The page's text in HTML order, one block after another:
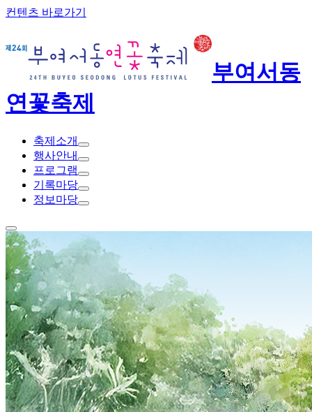
컨텐츠 바로가기
부여서동
연꽃축제
축제소개
행사안내
프로그램
기록마당
정보마당